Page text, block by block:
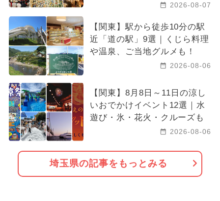
2026-08-07
【関東】駅から徒歩10分の駅
近「道の駅」9選｜くじら料理
や温泉、ご当地グルメも！
2026-08-06
【関東】8月8日～11日の涼し
いおでかけイベント12選｜水
遊び・氷・花火・クルーズも
2026-08-06
埼玉県の記事をもっとみる